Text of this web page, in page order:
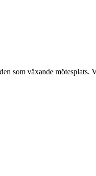
som växande mötesplats.